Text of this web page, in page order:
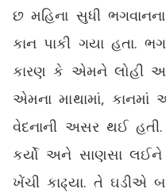
છ મહિના સુધી
કાન પાકી ગયા હતા.
કારણ કે એમને લોહી
એમના માથામાં,
વેદનાની અસર થઈ
કર્યો અને સાણસા લઈને
ખેંચી કાઢ્યા. તે ઘડીએ